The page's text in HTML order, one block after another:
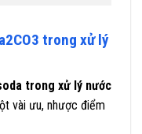
trong xử lý
trong xử lý nước
vài ưu, nhược điểm